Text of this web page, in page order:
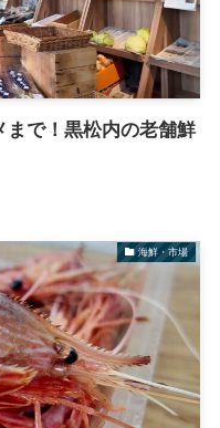
まで！黒松内の老舗鮮
海鮮・市場